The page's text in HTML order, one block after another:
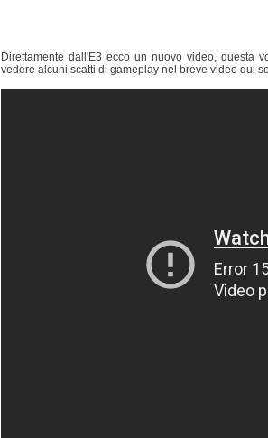
Direttamente dall'E3 ecco un nuovo video, questa
vedere alcuni scatti di gameplay nel breve video qui